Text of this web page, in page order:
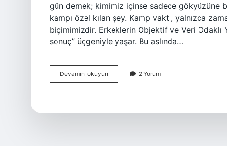
gün demek; kimimiz içinse sadece gökyüzüne
kampı özel kılan şey. Kamp vakti, yalnızca
biçimimizdir. Erkeklerin Objektif ve Veri Odaklı
sonuç” üçgeniyle yaşar. Bu aslında…
Devamını okuyun
nasıl
2 Yorum